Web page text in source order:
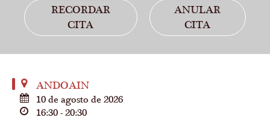
RECORDAR
CITA
ANULAR
CITA
ANDOAIN
10 de agosto de 2026
16:30 - 20:30